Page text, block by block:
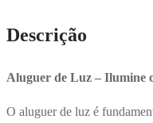
Descrição
Aluguer de Luz – Ilumine
O aluguer de luz é